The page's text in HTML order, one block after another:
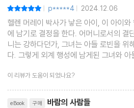
| p*****4 | 2024.12.06
헬렌 머레이 박사가 낳은 아이, 이 아이
에 남기로 결정을 한다. 어머니로서의 결
니는 강하다던가, 그녀는 아들 로빈을 위
다. 그렇게 외계 행성에 남게된 그녀와 아
해 악전투구를 한다. 생명을 살리기 위
너무나 당연한 듯 한 일이었지만 그 여정은
이 리뷰가 도움이 되었나요?
eBook 구매 바람의 사람들